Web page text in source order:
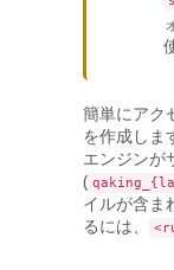
簡単にアク
を作成しま
エンジンが
(
イルが含ま
るには、